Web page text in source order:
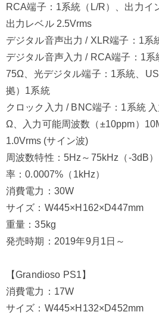
RCA端子：1系統（L/R）、出力イ
出力レベル 2.5Vrms
デジタル音声出力 / XLR端子：1系
デジタル音声入力 / RCA端子：1系
75Ω、光デジタル端子：1系統、
拠）1系統
クロック入力 / BNC端子：1系統
Ω、入力可能周波数（±10ppm）
1.0Vrms (サイン波)
周波数特性：5Hz～75kHz（-3dB
率：0.0007%（1kHz）
消費電力：30W
サイズ：W445×H162×D447mm
重量：35kg
発売時期：2019年9月1日～
【Grandioso PS1】
消費電力：17W
サイズ：W445×H132×D452mm